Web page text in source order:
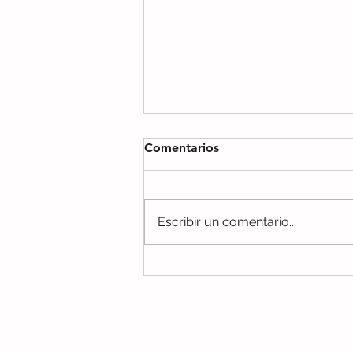
Comentarios
Escribir un comentario...